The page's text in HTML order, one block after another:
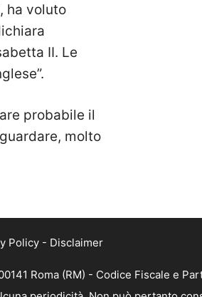
ha voluto
II. Le
probabile il
molto
Policy - Disclaimer
Roma (RM) - Codice Fiscale e